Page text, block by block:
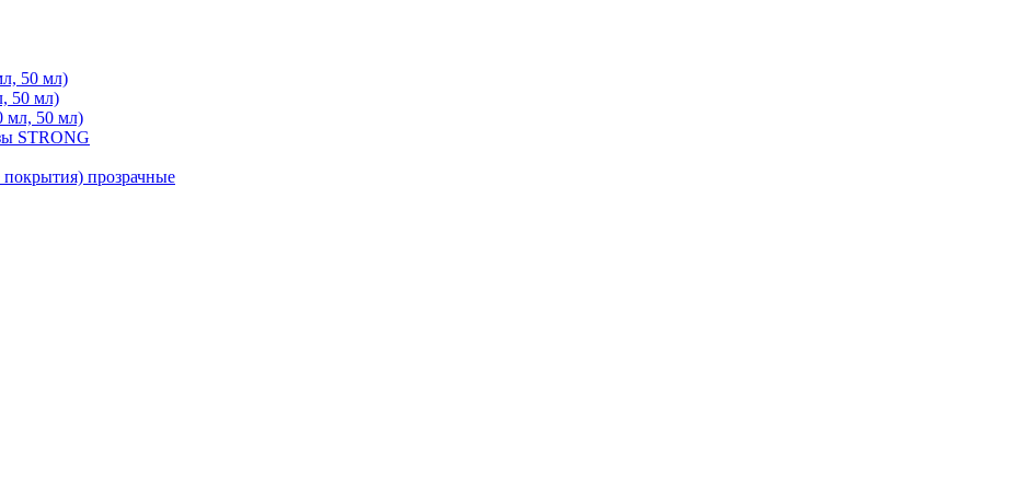
50 мл)
50 мл)
мл, 50 мл)
STRONG
прозрачные